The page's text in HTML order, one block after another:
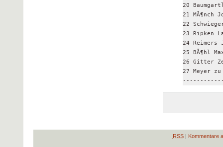
20
21
22
23 Ripken
24
25 BÃ¶hl
26 Gitter
27 Meyer
RSS| Kommentare